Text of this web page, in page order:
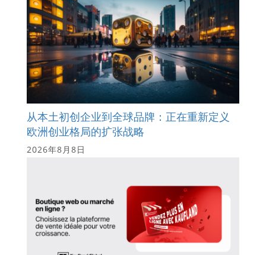
从本土初创企业到全球品牌：正在重新定义
欧洲创业格局的扩张战略
2026年8月8日